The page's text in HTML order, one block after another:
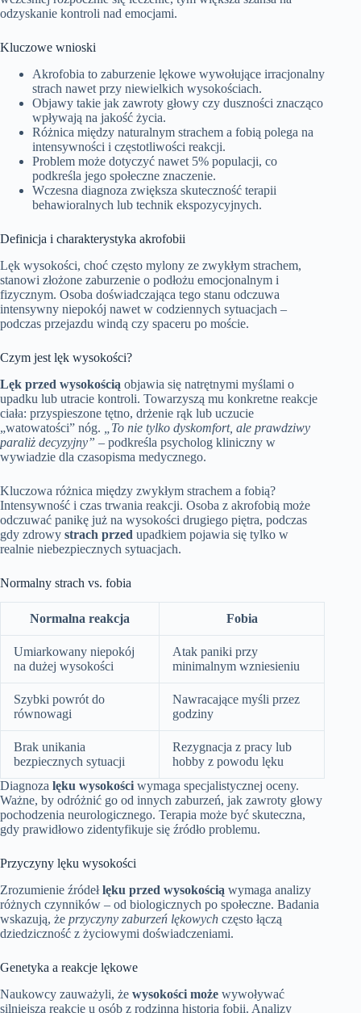
odzyskanie kontroli nad emocjami.
Kluczowe wnioski
Akrofobia to zaburzenie lękowe wywołujące irracjonalny
strach nawet przy niewielkich wysokościach.
Objawy takie jak zawroty głowy czy duszności znacząco
wpływają na jakość życia.
Różnica między naturalnym strachem a fobią polega na
intensywności i częstotliwości reakcji.
Problem może dotyczyć nawet 5% populacji, co
podkreśla jego społeczne znaczenie.
Wczesna diagnoza zwiększa skuteczność terapii
behawioralnych lub technik ekspozycyjnych.
Definicja i charakterystyka akrofobii
Lęk wysokości, choć często mylony ze zwykłym strachem,
stanowi złożone zaburzenie o podłożu emocjonalnym i
fizycznym. Osoba doświadczająca tego stanu odczuwa
intensywny niepokój nawet w codziennych sytuacjach –
podczas przejazdu windą czy spaceru po moście.
Czym jest lęk wysokości?
Lęk przed wysokością objawia się natrętnymi myślami o
upadku lub utracie kontroli. Towarzyszą mu konkretne reakcje
ciała: przyspieszone tętno, drżenie rąk lub uczucie
„watowatości” nóg.
„To nie tylko dyskomfort, ale prawdziwy
paraliż decyzyjny” – podkreśla psycholog kliniczny w
wywiadzie dla czasopisma medycznego.
Kluczowa różnica między zwykłym strachem a fobią?
Intensywność i czas trwania reakcji. Osoba z akrofobią może
odczuwać panikę już na wysokości drugiego piętra, podczas
gdy zdrowy strach przed upadkiem pojawia się tylko w
realnie niebezpiecznych sytuacjach.
Normalny strach vs. fobia
Normalna reakcja Fobia
Umiarkowany niepokój
na dużej wysokości
Atak paniki przy
minimalnym wzniesieniu
Szybki powrót do
równowagi
Nawracające myśli przez
godziny
Brak unikania
bezpiecznych sytuacji
Rezygnacja z pracy lub
hobby z powodu lęku
Diagnoza lęku wysokości wymaga specjalistycznej oceny.
Ważne, by odróżnić go od innych zaburzeń, jak zawroty głowy
pochodzenia neurologicznego. Terapia może być skuteczna,
gdy prawidłowo zidentyfikuje się źródło problemu.
Przyczyny lęku wysokości
Zrozumienie źródełlęku przed wysokością wymaga analizy
różnych czynników – od biologicznych po społeczne. Badania
wskazują, że przyczyny zaburzeń lękowych często łączą
dziedziczność z życiowymi doświadczeniami.
Genetyka a reakcje lękowe
Naukowcy zauważyli, że wysokości może wywoływać
silniejszą reakcję u osób z rodzinną historią fobii. Analizy